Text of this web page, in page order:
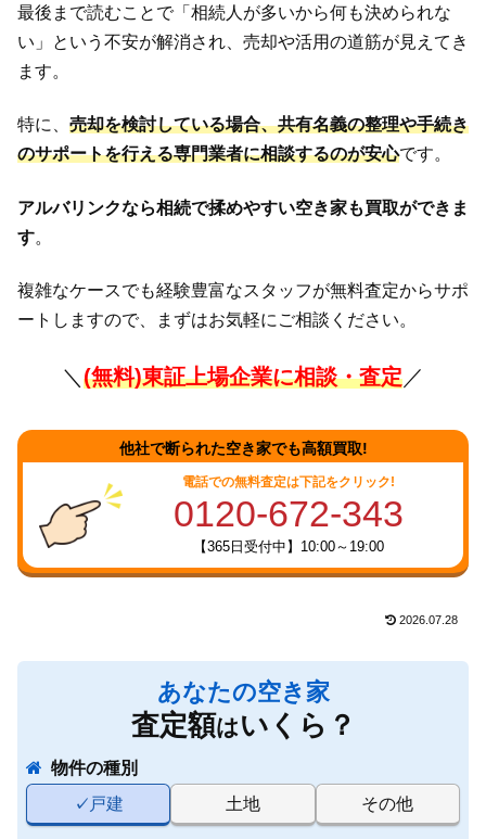
最後まで読むことで「相続人が多いから何も決められな
い」という不安が解消され、売却や活用の道筋が見えてき
ます。
特に、 売却を検討している場合、共有名義の整理や手続き
のサポートを行える専門業者に相談するのが安心です。
アルバリンクなら相続で揉めやすい空き家も買取ができま
す。
複雑なケースでも経験豊富なスタッフが無料査定からサポ
ートしますので、まずはお気軽にご相談ください。
＼ (無料)東証上場企業に相談・査定／
他社で断られた空き家でも高額買取!
電話での無料査定は下記をクリック!
0120-672-343
【365日受付中】10:00～19:00
2026.07.28
あなたの空き家
査定額はいくら？
物件の種別
戸建
土地 その他